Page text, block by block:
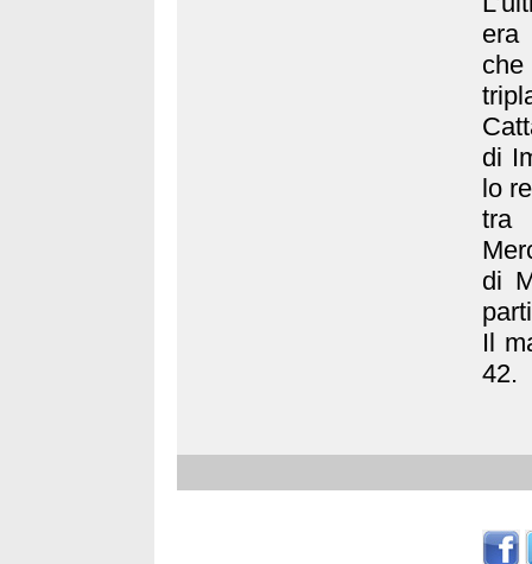
era
di
lo
tra
di
Il
42.